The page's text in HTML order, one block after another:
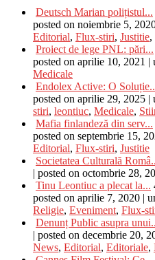
Deutsch Marian polițistul...
posted on noiembrie 5,
Editorial, Flux-stiri, Justitie,
Proiect de lege PNL: pări...
posted on aprilie 10, 2021 |
Medicale
Endolex Active: O
posted on aprilie 29, 2025 |
stiri, leontiuc, Medicale,
Mafia finlandeză din serv...
posted on septembrie 15,
Editorial, Flux-stiri, Justitie
Societatea Culturală
| posted on octombrie 28,
Tinu Leontiuc a plecat la...
posted on aprilie 7, 2020 |
Religie, Eveniment, Flux-
Denunț Public asupra
| posted on decembrie 20,
News, Editorial, Editoriale,